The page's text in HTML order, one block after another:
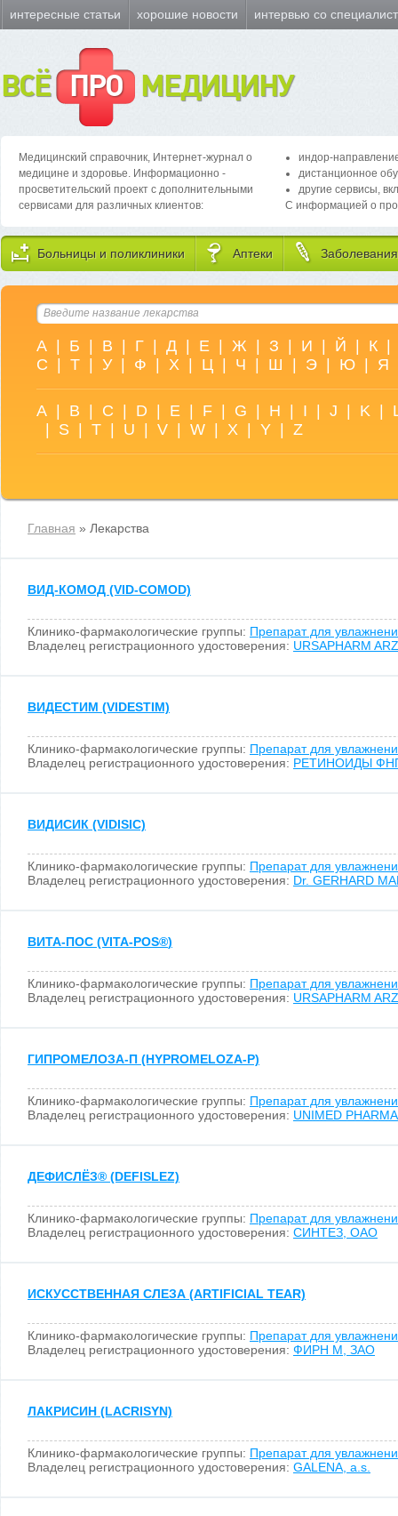
интересные статьи хорошие новости интервью со
ВСЁ ПРО МЕДИЦИНУ
Медицинский справочник, Интернет-журнал о
медицине и здоровье. Информационно -
просветительский проект с дополнительными
сервисами для различных клиентов:
индор-
дистанционное
другие сервисы,
С информацией о
Больницы и поликлиники Аптеки Заболевания
А Б В Г Д Е Ж З И Й К
С
Т У Ф Х Ц Ч Ш Э Ю Я
A B C D E F G H I J K
S T U V W X Y Z
Главная » Лекарства
ВИД-КОМОД (VID-COMOD)
Клинико-фармакологические группы: Препарат для
Владелец регистрационного удостоверения: URSAPHARM
ВИДЕСТИМ (VIDESTIM)
Клинико-фармакологические группы: Препарат для
Владелец регистрационного удостоверения: РЕТИНОИДЫ
ВИДИСИК (VIDISIC)
Клинико-фармакологические группы: Препарат для
Владелец регистрационного удостоверения: Dr. GERHARD
ВИТА-ПОС (VITA-POS®)
Клинико-фармакологические группы: Препарат для
Владелец регистрационного удостоверения: URSAPHARM
ГИПРОМЕЛОЗА-П (HYPROMELOZA-P)
Клинико-фармакологические группы: Препарат для
Владелец регистрационного удостоверения: UNIMED
ДЕФИСЛЁЗ® (DEFISLEZ)
Клинико-фармакологические группы: Препарат для
Владелец регистрационного удостоверения: СИНТЕЗ, ОАО
ИСКУССТВЕННАЯ СЛЕЗА (ARTIFICIAL TEAR)
Клинико-фармакологические группы: Препарат для
Владелец регистрационного удостоверения: ФИРН М, ЗАО
ЛАКРИСИН (LACRISYN)
Клинико-фармакологические группы: Препарат для
Владелец регистрационного удостоверения: GALENA, a.s.